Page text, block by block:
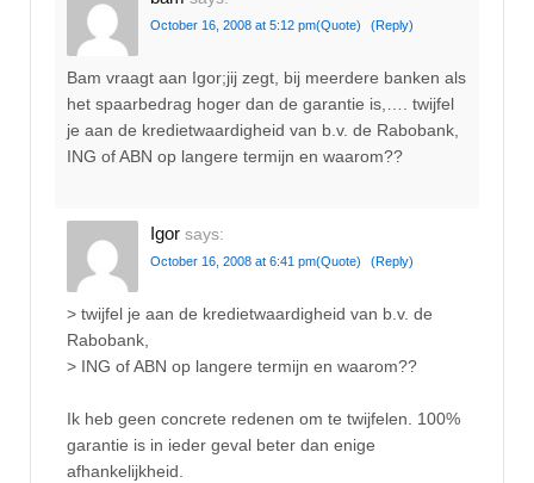
October 16, 2008 at 5:12 pm(Quote) (Reply)
Bam vraagt aan Igor;jij zegt, bij meerdere banken als
het spaarbedrag hoger dan de garantie is,…. twijfel
je aan de kredietwaardigheid van b.v. de Rabobank,
ING of ABN op langere termijn en waarom??
Igor says:
October 16, 2008 at 6:41 pm(Quote) (Reply)
> twijfel je aan de kredietwaardigheid van b.v. de
Rabobank,
> ING of ABN op langere termijn en waarom??
Ik heb geen concrete redenen om te twijfelen. 100%
garantie is in ieder geval beter dan enige
afhankelijkheid.